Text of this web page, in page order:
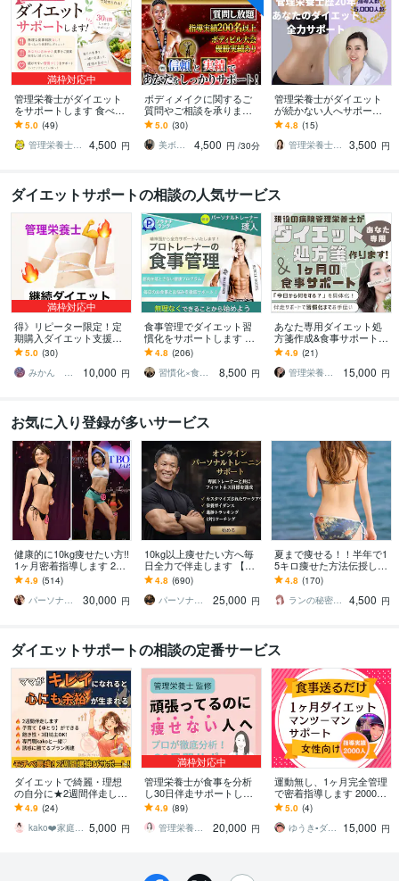
満枠対応中
管理栄養士がダイエット
をサポートします 食べな
がら続ける、管理栄養士
の30日サポート
5.0 (49)
管理栄養士あさ
4,500 円
ボディメイクに関するご
質問やご相談を承ります
ボディメイクについての
ご質問やご相談、お悩み
をお伺いします
5.0 (30)
美ボディ製作所【筋トレ・食事】
4,500 円 /30分
管理栄養士がダイエット
が続かない人へサポート
します 食と栄養のプロに
よる正しいダイエット知
識、メニュー構成伝授！
4.8 (15)
管理栄養士kono
3,500 円
ダイエットサポートの相談の人気サービス
満枠対応中
得》リピーター限定！定
期購入ダイエット支援し
ます ２ヶ月目以降よりお
得にダイエット継続プラ
ン！よりお得に！
5.0 (30)
みかん ✳︎管理栄養士✳︎
10,000 円
食事管理でダイエット習
慣化をサポートします 無
理な制限なし！続く食事
改善サポート
4.8 (206)
習慣化×食事改善ダイエットコーチ｜琢人
8,500 円
あなた専用ダイエット処
方箋作成&食事サポートし
ます 年間1,000件栄養指導
する現役の病院管理栄養
士が全力伴走！
4.9 (21)
管理栄養士つき
15,000 円
お気に入り登録が多いサービス
健康的に10kg痩せたい方!!
1ヶ月密着指導します 20k
g痩せたプロトレーナーに
よる食事と運動サポート!!
4.9 (514)
パーソナルトレーナーYUKINA
30,000 円
10kg以上痩せたい方へ毎
日全力で伴走します 【残
り1名様】通常42,000円 →
25,000円（税抜）
4.8 (690)
パーソナルトレーナーJTタク
25,000 円
夏まで痩せる！！半年で1
5キロ痩せた方法伝授しま
す お腹と太ももとお尻が
キュッ！変わる7日間ダイ
エット！痩せ食事
4.8 (170)
ランの秘密の小部屋
4,500 円
ダイエットサポートの相談の定番サービス
ダイエットで綺麗・理想
の自分に★2週間伴走しま
す 飽き性、3日坊主、継続
苦手大歓迎！習慣を作り
モチベ維持♥
4.9 (24)
kako❤️家庭作業療法士☆ママに笑顔を 5,000 円
満枠対応中
管理栄養士が食事を分析
し30日伴走サポートしま
す ✦ガマンばかりのダイ
エットを卒業！勝手にや
せる食習慣へ！✦
4.9 (89)
管理栄養士 さとうきび
20,000 円
運動無し、1ヶ月完全管理
で密着指導します 2000人
のダイエット相談を解決
してきたトレーナーがサ
ポート
5.0 (4)
ゆうき▪️ダイエット専門家▪️
15,000 円